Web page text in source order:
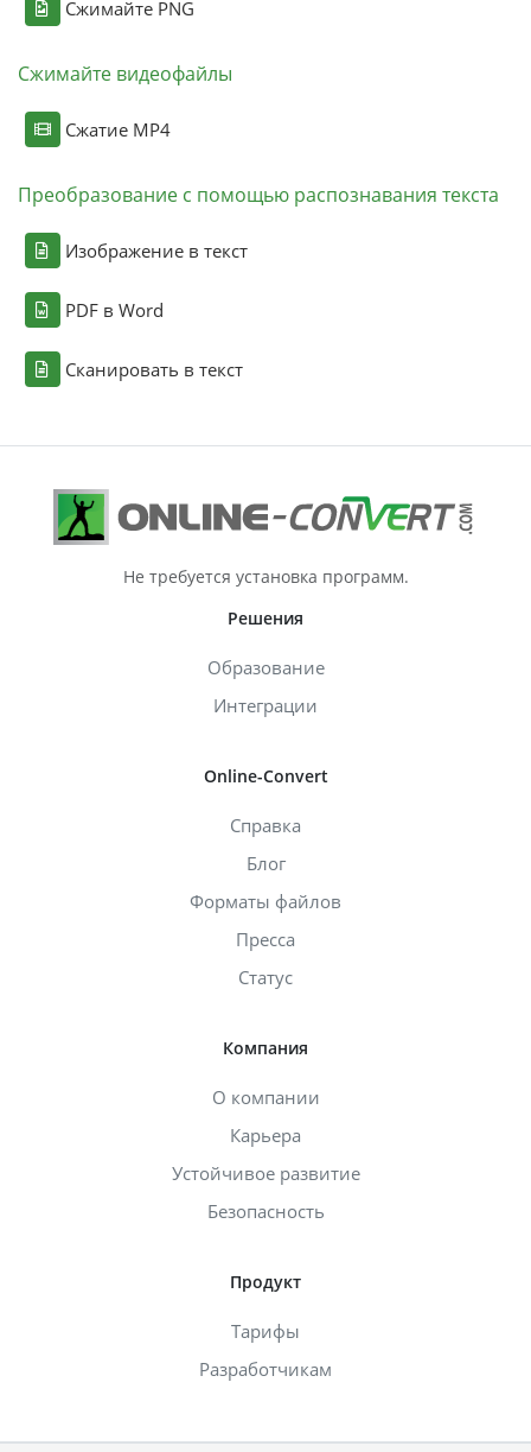
Сжимайте PNG
Сжимайте видеофайлы
Сжатие MP4
Преобразование с помощью распознавания текста
Изображение в текст
PDF в Word
Сканировать в текст
Не требуется установка программ.
Решения
Образование
Интеграции
Online-Convert
Справка
Блог
Форматы файлов
Пресса
Статус
Компания
О компании
Карьера
Устойчивое развитие
Безопасность
Продукт
Тарифы
Разработчикам